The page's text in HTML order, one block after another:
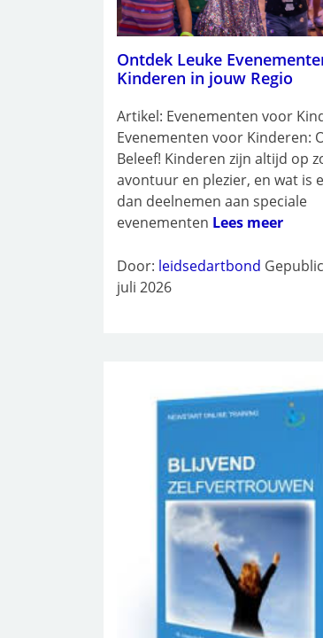
Ontdek Leuke
Kinderen in jouw Regio
Artikel: Evenementen voor
Evenementen voor Kinderen:
Beleef! Kinderen zijn altijd op
avontuur en plezier, en wat is
dan deelnemen aan speciale
evenementen Lees meer
Door: leidsedartbond
juli 2026